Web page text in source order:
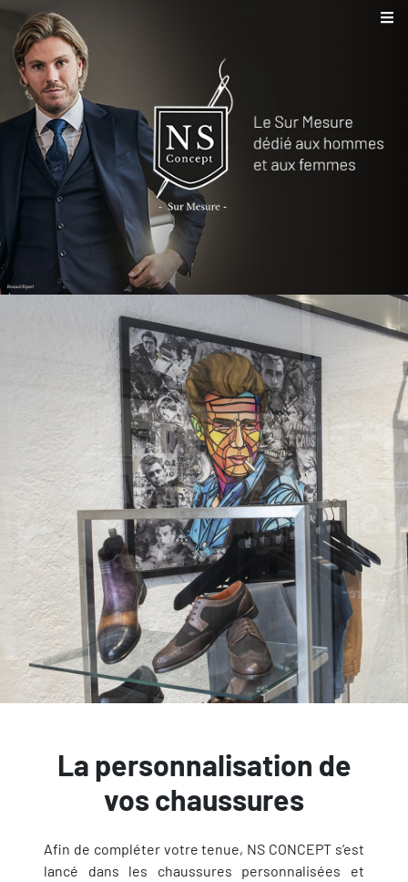
La personnalisation de
vos chaussures
Afin de compléter votre tenue, NS CONCEPT s’est
lancé dans les chaussures personnalisées et